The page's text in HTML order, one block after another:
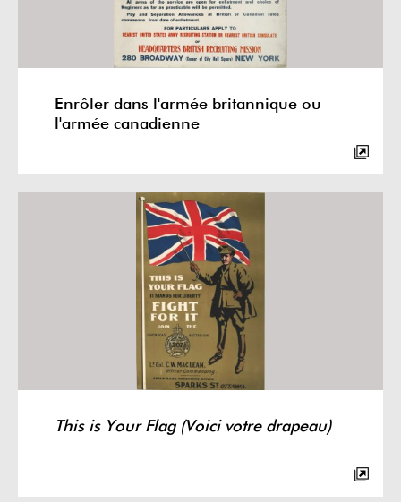
Enrôler dans l'armée britannique ou
l'armée canadienne
This is Your Flag (Voici votre drapeau)